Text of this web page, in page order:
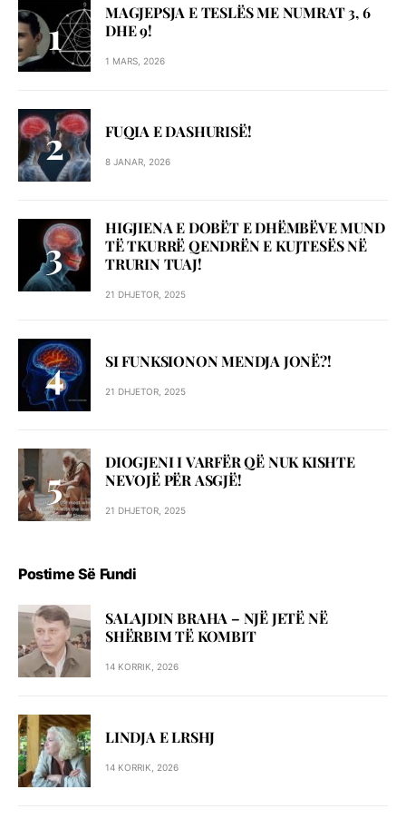
MAGJEPSJA E TESLËS ME NUMRAT 3, 6
DHE 9!
1 MARS, 2026
FUQIA E DASHURISË!
8 JANAR, 2026
HIGJIENA E DOBËT E DHËMBËVE MUND
TË TKURRË QENDRËN E KUJTESËS NË
TRURIN TUAJ!
21 DHJETOR, 2025
SI FUNKSIONON MENDJA JONË?!
21 DHJETOR, 2025
DIOGJENI I VARFËR QË NUK KISHTE
NEVOJË PËR ASGJË!
21 DHJETOR, 2025
Postime Së Fundi
SALAJDIN BRAHA – NJЁ JETЁ NЁ
SHЁRBIM TЁ KOMBIT
14 KORRIK, 2026
LINDJA E LRSHJ
14 KORRIK, 2026